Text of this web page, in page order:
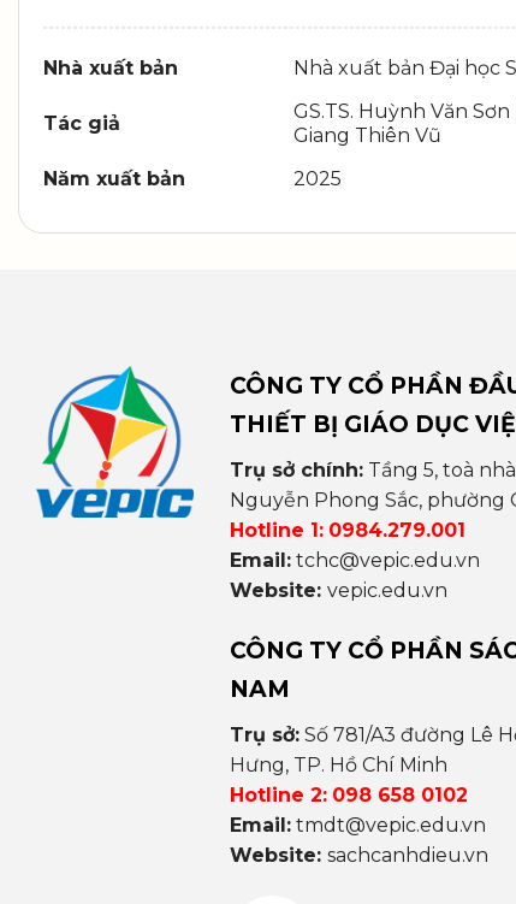
Nhà xuất bản Nhà xuất bản Đại học
Tác giả
GS.TS. Huỳnh Văn
Giang Thiên Vũ
Năm xuất bản
2025
CÔNG TY CỔ PHẦN
THIẾT BỊ GIÁO DỤC
Trụ sở chính:Tầng 5, toà
Nguyễn Phong Sắc, phường
Hotline 1: 0984.279.001
Email: tchc@vepic.edu.vn
Website: vepic.edu.vn
CÔNG TY CỔ PHẦN
NAM
Trụ sở:Số 781/A3 đường Lê
Hưng, TP. Hồ Chí Minh
Hotline 2: 098 658 0102
Email: tmdt@vepic.edu.vn
Website: sachcanhdieu.vn